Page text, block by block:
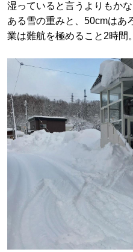
湿っていると言うよりもか
ある雪の重みと、50cmはあ
業は難航を極めること2時間。